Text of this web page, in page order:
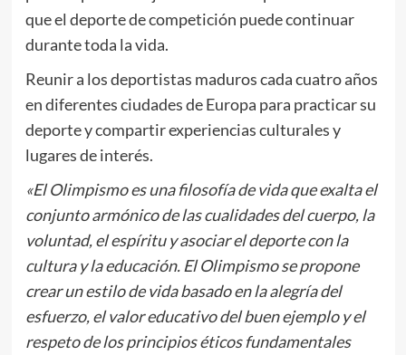
que el deporte de competición puede continuar
durante toda la vida.
Reunir a los deportistas maduros cada cuatro años
en diferentes ciudades de Europa para practicar su
deporte y compartir experiencias culturales y
lugares de interés.
«El Olimpismo es una filosofía de vida que exalta el
conjunto armónico de las cualidades del cuerpo, la
voluntad, el espíritu y asociar el deporte con la
cultura y la educación. El Olimpismo se propone
crear un estilo de vida basado en la alegría del
esfuerzo, el valor educativo del buen ejemplo y el
respeto de los principios éticos fundamentales